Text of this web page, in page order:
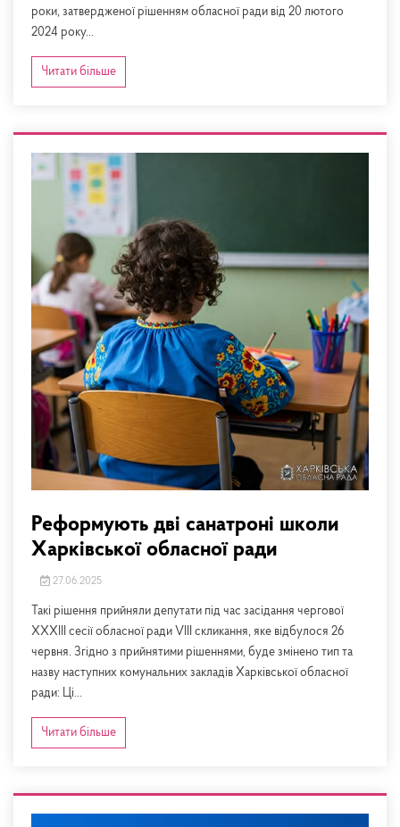
роки, затвердженої рішенням обласної ради від 20 лютого
2024 року...
Читати більше
Реформують дві санатроні школи
Харківської обласної ради
27.06.2025
Такі рішення прийняли депутати під час засідання чергової
XХХІІІ сесії обласної ради VIII скликання, яке відбулося 26
червня. Згідно з прийнятими рішеннями, буде змінено тип та
назву наступних комунальних закладів Харківської обласної
ради: Ці...
Читати більше